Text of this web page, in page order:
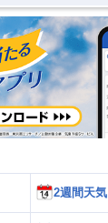
2週間天気